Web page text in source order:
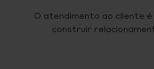
O atendimento ao cliente é
construir